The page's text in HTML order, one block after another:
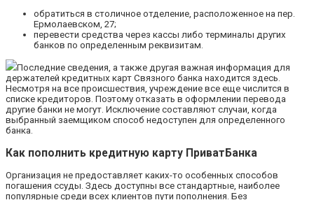
обратиться в столичное отделение, расположенное на пер.
Ермолаевском, 27;
перевести средства через кассы либо терминалы других
банков по определенным реквизитам.
Последние сведения, а также другая важная информация для
держателей кредитных карт Связного банка находится здесь.
Несмотря на все происшествия, учреждение все еще числится в
списке кредиторов. Поэтому отказать в оформлении перевода
другие банки не могут. Исключение составляют случаи, когда
выбранный заемщиком способ недоступен для определенного
банка.
Как пополнить кредитную карту ПриватБанка
Организация не предоставляет каких-то особенных способов
погашения ссуды. Здесь доступны все стандартные, наиболее
популярные среди всех клиентов пути пополнения. Без